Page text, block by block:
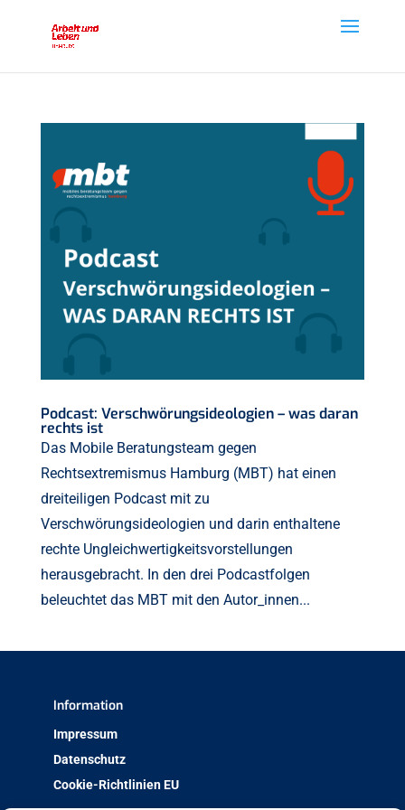
Podcast: Verschwörungsideologien – was daran
rechts ist
Das Mobile Beratungsteam gegen
Rechtsextremismus Hamburg (MBT) hat einen
dreiteiligen Podcast mit zu
Verschwörungsideologien und darin enthaltene
rechte Ungleichwertigkeitsvorstellungen
herausgebracht. In den drei Podcastfolgen
beleuchtet das MBT mit den Autor_innen...
Information
Impressum
Datenschutz
Cookie-Richtlinien EU